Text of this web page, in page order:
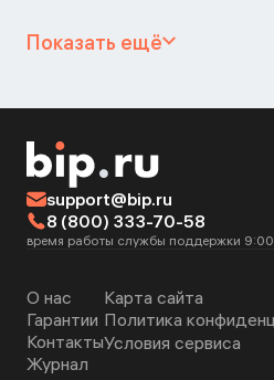
Показать ещё
support@bip.ru
8 (800) 333-70-58
время работы службы поддержки
О нас
Гарантии
Контакты
Журнал
Карта сайта
Политика
Условия сервиса